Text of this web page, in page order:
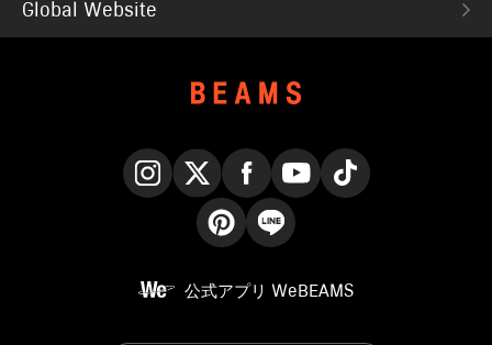
Global Website
公式アプリ WeBEAMS